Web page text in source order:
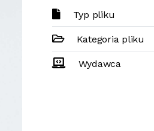
Typ pliku
Kategoria pliku
Wydawca